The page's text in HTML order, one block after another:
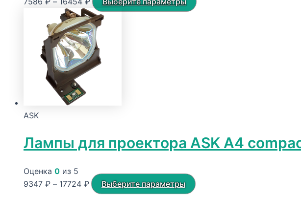
цен:
7586 ₽
–
16454 ₽
ASK
Лампы для проектора ASK A4
Оценка 0 из 5
9347 ₽ – 17724 ₽Диапазон
цен:
Выберите параметры
Этот